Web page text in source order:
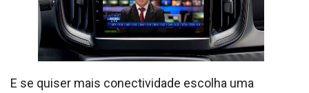
E se quiser mais conectividade escolha uma